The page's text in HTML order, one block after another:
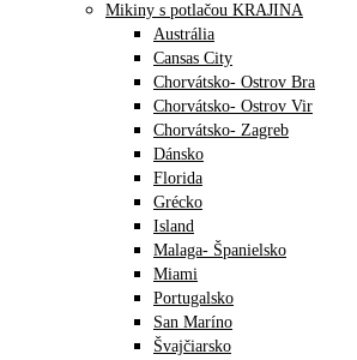
Mikiny s potlačou KRAJINA
Austrália
Cansas City
Chorvátsko- Ostrov Bra
Chorvátsko- Ostrov Vir
Chorvátsko- Zagreb
Dánsko
Florida
Grécko
Island
Malaga- Španielsko
Miami
Portugalsko
San Maríno
Švajčiarsko